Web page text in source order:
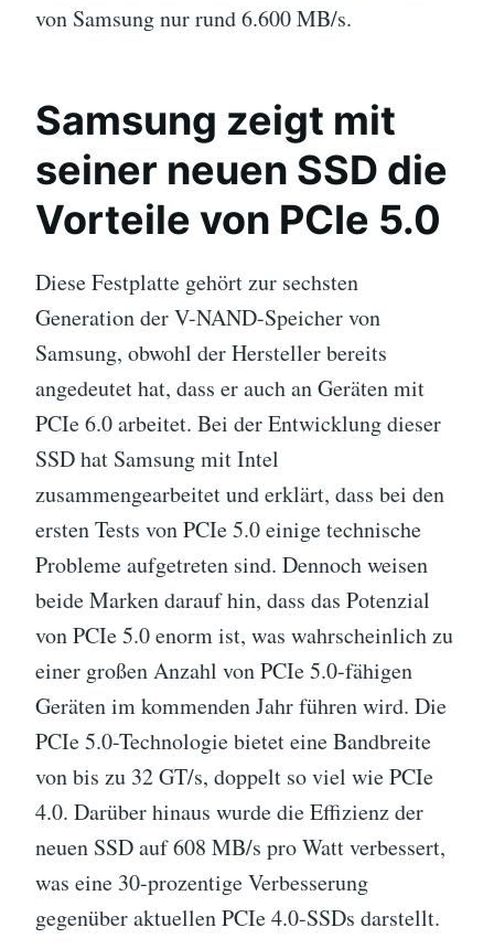
von Samsung nur rund 6.600 MB/s.
Samsung zeigt mit
seiner neuen SSD die
Vorteile von PCIe 5.0
Diese Festplatte gehört zur sechsten
Generation der V-NAND-Speicher von
Samsung, obwohl der Hersteller bereits
angedeutet hat, dass er auch an Geräten mit
PCIe 6.0 arbeitet. Bei der Entwicklung dieser
SSD hat Samsung mit Intel
zusammengearbeitet und erklärt, dass bei den
ersten Tests von PCIe 5.0 einige technische
Probleme aufgetreten sind. Dennoch weisen
beide Marken darauf hin, dass das Potenzial
von PCIe 5.0 enorm ist, was wahrscheinlich zu
einer großen Anzahl von PCIe 5.0-fähigen
Geräten im kommenden Jahr führen wird. Die
PCIe 5.0-Technologie bietet eine Bandbreite
von bis zu 32 GT/s, doppelt so viel wie PCIe
4.0. Darüber hinaus wurde die Effizienz der
neuen SSD auf 608 MB/s pro Watt verbessert,
was eine 30-prozentige Verbesserung
gegenüber aktuellen PCIe 4.0-SSDs darstellt.